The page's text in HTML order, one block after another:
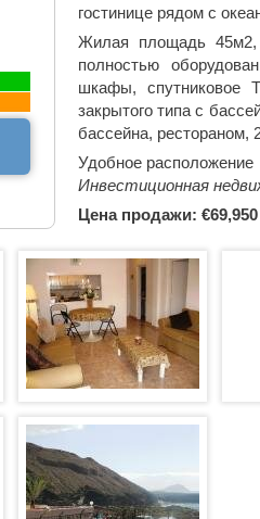
гостинице рядом с
Жилая площадь 45м2,
полностью
шкафы, спутниковое
закрытого типа с
бассейна, рестораном,
Удобное
Инвестиционная
Цена продажи: